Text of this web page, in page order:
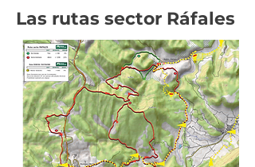
Las rutas sector Ráfales